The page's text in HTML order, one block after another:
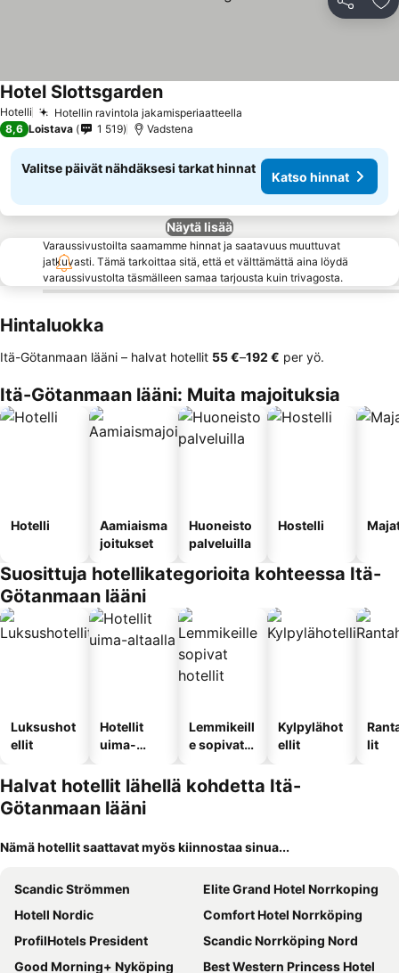
Jaa
Hotelli Hotellin ravintola jakamisperiaatteella
Hotel Slottsgarden
8,6 Loistava 1 519 Vadstena
Valitse päivät nähdäksesi tarkat hinnat
Katso hinnat
Näytä lisää
Varaussivustoilta saamamme hinnat ja saatavuus muuttuvat
jatkuvasti. Tämä tarkoittaa sitä, että et välttämättä aina löydä
varaussivustolta täsmälleen samaa tarjousta kuin trivagosta.
Hintaluokka
Itä-Götanmaan lääni – halvat hotellit ‎55 €–‎192 € per yö.
Itä-Götanmaan lääni: Muita majoituksia
Hotelli
Aamiaisma
joitukset
Huoneisto
palveluilla
Hostelli
Suosittuja hotellikategorioita kohteessa Itä-
Götanmaan lääni
Luksushot
ellit
Hotellit
uima-
Lemmikeill
e sopivat
Kylpylähot
ellit
lit
Halvat hotellit lähellä kohdetta Itä-
Götanmaan lääni
Nämä hotellit saattavat myös kiinnostaa sinua...
Scandic Strömmen
Elite Grand Hotel Norrkoping
Hotell Nordic
Comfort Hotel Norrköping
ProfilHotels President
Scandic Norrköping Nord
Good Morning+ Nyköping
Best Western Princess Hotel